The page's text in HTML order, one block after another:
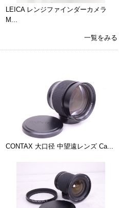
LEICA レンジファインダーカメラ
M...
一覧をみる
CONTAX 大口径 中望遠レンズ Ca...